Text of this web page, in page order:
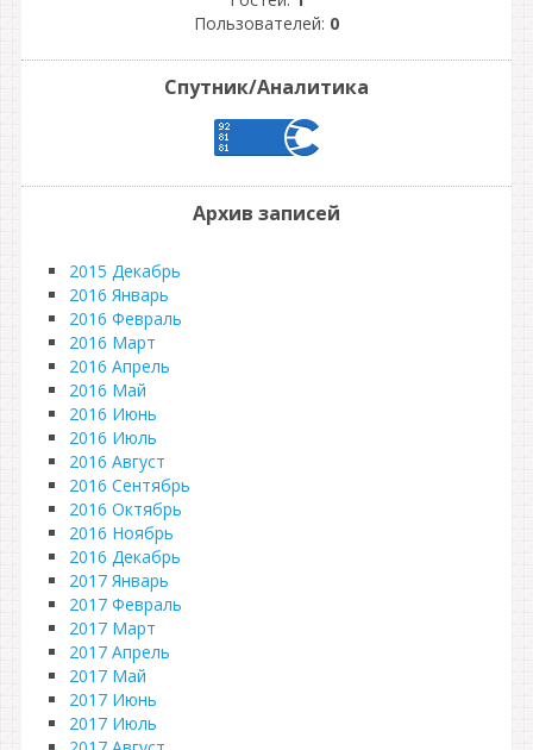
Пользователей: 0
Спутник/Аналитика
Архив записей
2015 Декабрь
2016 Январь
2016 Февраль
2016 Март
2016 Апрель
2016 Май
2016 Июнь
2016 Июль
2016 Август
2016 Сентябрь
2016 Октябрь
2016 Ноябрь
2016 Декабрь
2017 Январь
2017 Февраль
2017 Март
2017 Апрель
2017 Май
2017 Июнь
2017 Июль